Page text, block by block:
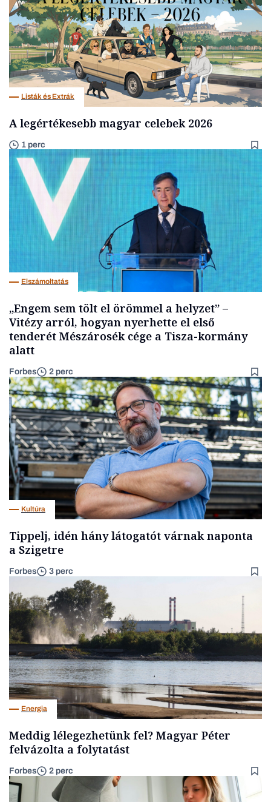
Listák és Extrák
A legértékesebb magyar celebek 2026
1 perc
Elszámoltatás
„Engem sem tölt el örömmel a helyzet” –
Vitézy arról, hogyan nyerhette el első
tenderét Mészárosék cége a Tisza-kormány
alatt
Forbes 2 perc
Kultúra
Tippelj, idén hány látogatót várnak naponta
a Szigetre
Forbes 3 perc
Energia
Meddig lélegezhetünk fel? Magyar Péter
felvázolta a folytatást
Forbes 2 perc